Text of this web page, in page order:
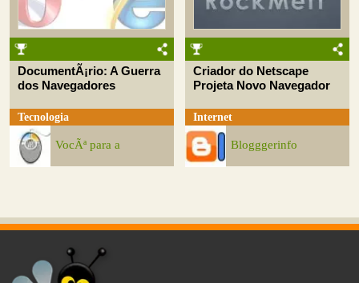
DocumentÃ¡rio: A Guerra
dos Navegadores
Tecnologia
VocÃª para a
Criador do Netscape
Projeta Novo Navegador
Internet
Blogggerinfo